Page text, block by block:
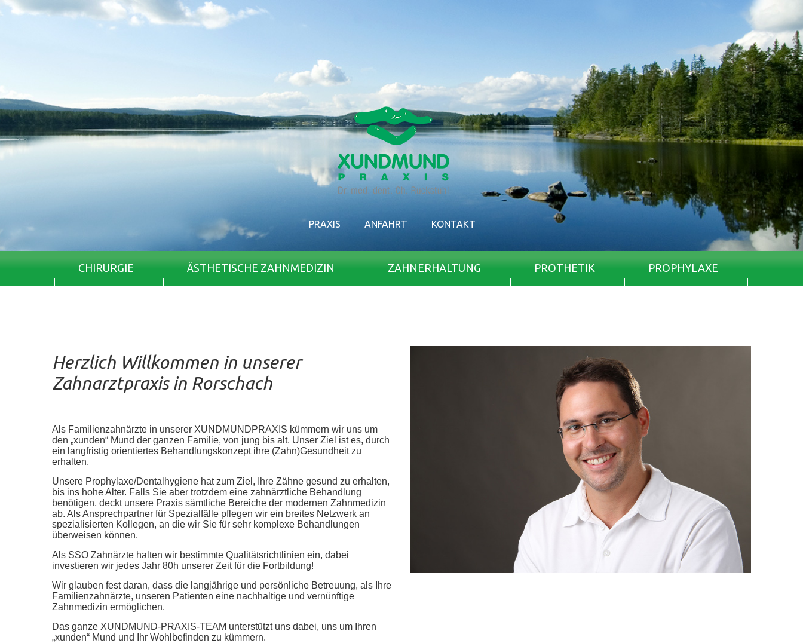
PRAXIS ANFAHRT KONTAKT
CHIRURGIE ÄSTHETISCHE ZAHNMEDIZIN ZAHNERHALTUNG PROTHETIK PROPHYLAXE
Herzlich Willkommen in unserer
Zahnarztpraxis in Rorschach
Als Familienzahnärzte in unserer XUNDMUNDPRAXIS kümmern wir uns um
den „xunden“ Mund der ganzen Familie, von jung bis alt. Unser Ziel ist es, durch
ein langfristig orientiertes Behandlungskonzept ihre (Zahn)Gesundheit zu
erhalten.
Unsere Prophylaxe/Dentalhygiene hat zum Ziel, Ihre Zähne gesund zu erhalten,
bis ins hohe Alter. Falls Sie aber trotzdem eine zahnärztliche Behandlung
benötigen, deckt unsere Praxis sämtliche Bereiche der modernen Zahnmedizin
ab. Als Ansprechpartner für Spezialfälle pflegen wir ein breites Netzwerk an
spezialisierten Kollegen, an die wir Sie für sehr komplexe Behandlungen
überweisen können.
Als SSO Zahnärzte halten wir bestimmte Qualitätsrichtlinien ein, dabei
investieren wir jedes Jahr 80h unserer Zeit für die Fortbildung!
Wir glauben fest daran, dass die langjährige und persönliche Betreuung, als Ihre
Familienzahnärzte, unseren Patienten eine nachhaltige und vernünftige
Zahnmedizin ermöglichen.
Das ganze XUNDMUND-PRAXIS-TEAM unterstützt uns dabei, uns um Ihren
„xunden“ Mund und Ihr Wohlbefinden zu kümmern.